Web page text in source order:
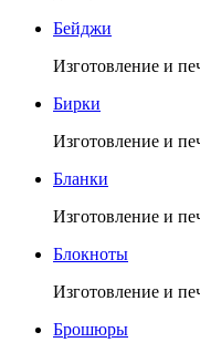
Бейджи
Изготовление и
Бирки
Изготовление и
Бланки
Изготовление и
Блокноты
Изготовление и
Брошюры